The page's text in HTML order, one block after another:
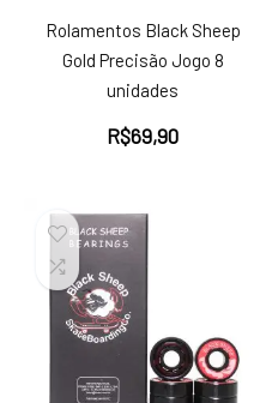
Rolamentos Black Sheep
Gold Precisão Jogo 8
unidades
R$69,90